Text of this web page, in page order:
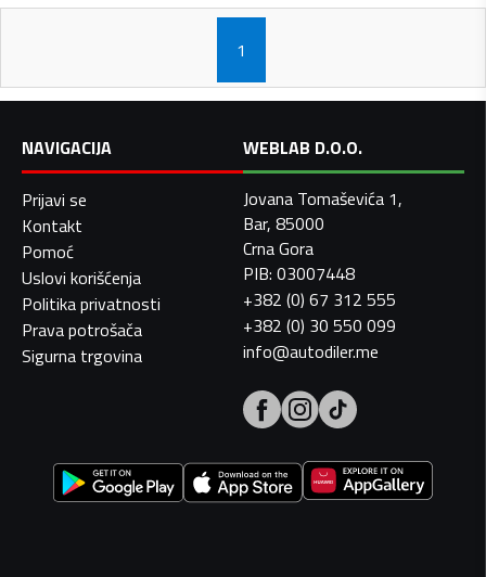
1
NAVIGACIJA
Prijavi se
Kontakt
Pomoć
Uslovi korišćenja
Politika privatnosti
Prava potrošača
Sigurna trgovina
WEBLAB D.O.O.
Jovana Tomaševića 1,
Bar, 85000
Crna Gora
PIB: 03007448
+382 (0) 67 312 555
+382 (0) 30 550 099
info@autodiler.me